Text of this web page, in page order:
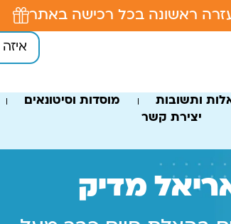
ראשונה בכל רכישה באתר
ותשובות מוסדות וסיטונאים
יצירת קשר
מדיק